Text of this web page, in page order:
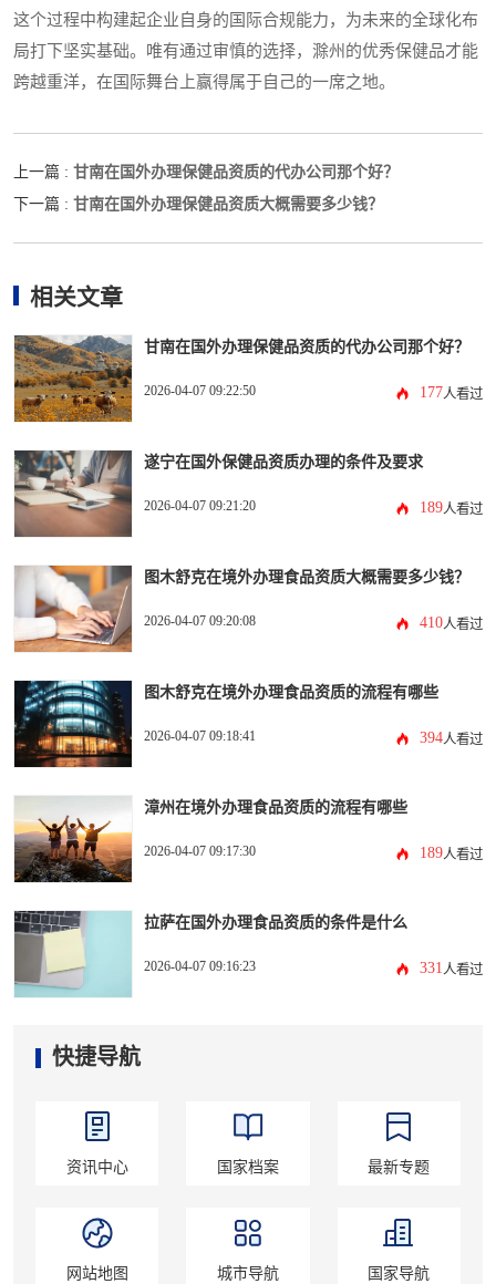
这个过程中构建起企业自身的国际合规能力，为未来的全球化布
局打下坚实基础。唯有通过审慎的选择，滁州的优秀保健品才能
跨越重洋，在国际舞台上赢得属于自己的一席之地。
上一篇 : 甘南在国外办理保健品资质的代办公司那个好？
下一篇 : 甘南在国外办理保健品资质大概需要多少钱？
相关文章
甘南在国外办理保健品资质的代办公司那个好？
2026-04-07 09:22:50 177人看过
遂宁在国外保健品资质办理的条件及要求
2026-04-07 09:21:20 189人看过
图木舒克在境外办理食品资质大概需要多少钱？
2026-04-07 09:20:08 410人看过
图木舒克在境外办理食品资质的流程有哪些
2026-04-07 09:18:41 394人看过
漳州在境外办理食品资质的流程有哪些
2026-04-07 09:17:30 189人看过
拉萨在国外办理食品资质的条件是什么
2026-04-07 09:16:23 331人看过
快捷导航
资讯中心 国家档案 最新专题
网站地图 城市导航 国家导航